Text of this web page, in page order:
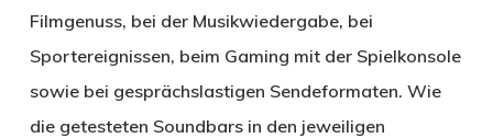
Filmgenuss, bei der Musikwiedergabe, bei
Sportereignissen, beim Gaming mit der Spielkonsole
sowie bei gesprächslastigen Sendeformaten. Wie
die getesteten Soundbars in den jeweiligen